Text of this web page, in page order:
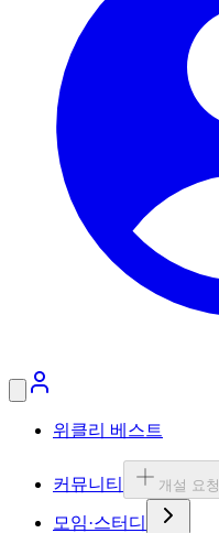
위클리 베스트
커뮤니티 개설 요청
모임·스터디